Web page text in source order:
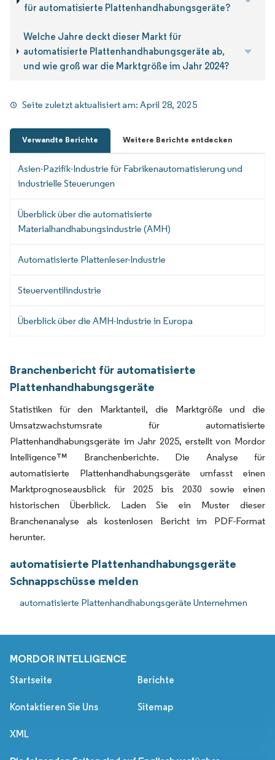
für automatisierte Plattenhandhabungsgeräte?
Welche Jahre deckt dieser Markt für
automatisierte Plattenhandhabungsgeräte ab,
und wie groß war die Marktgröße im Jahr 2024?
Seite zuletzt aktualisiert am:April 28, 2025
Verwandte Berichte Weitere Berichte entdecken
Asien-Pazifik-Industrie für Fabrikenautomatisierung und
industrielle Steuerungen
Überblick über die automatisierte
Materialhandhabungsindustrie (AMH)
Automatisierte Plattenleser-Industrie
Steuerventilindustrie
Überblick über die AMH-Industrie in Europa
Branchenbericht für automatisierte
Plattenhandhabungsgeräte
Statistiken für den Marktanteil, die Marktgröße und die
Umsatzwachstumsrate für automatisierte
Plattenhandhabungsgeräte im Jahr 2025, erstellt von Mordor
Intelligence™ Branchenberichte. Die Analyse für
automatisierte Plattenhandhabungsgeräte umfasst einen
Marktprognoseausblick für 2025 bis 2030 sowie einen
historischen Überblick. Laden Sie ein Muster dieser
Branchenanalyse als kostenlosen Bericht im PDF-Format
herunter.
automatisierte Plattenhandhabungsgeräte
Schnappschüsse melden
automatisierte Plattenhandhabungsgeräte Unternehmen
MORDOR INTELLIGENCE
Startseite Berichte
Kontaktieren Sie Uns Sitemap
XML